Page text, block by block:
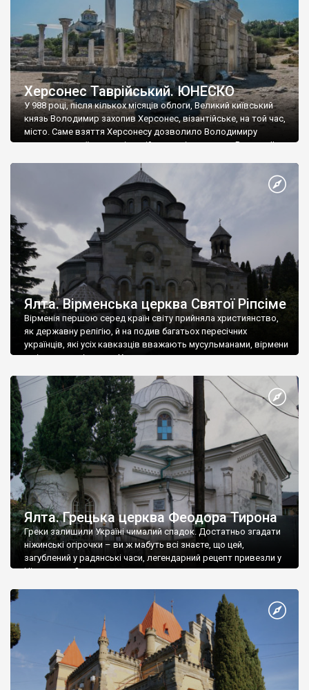
Херсонес Таврійський. ЮНЕСКО
У 988 році, після кількох місяців облоги, Великий київський
князь Володимир захопив Херсонес, візантійське, на той час,
місто. Саме взяття Херсонесу дозволило Володимиру
диктувати свої умови візантійському імператору Василю ІІ, та
Херсонесі Володимир-язичник, став Василем-християнином.
А потім було Хрещення Русі. На честь Херсонесу Таврійського
Ялта. Вірменська церква Святої Ріпсіме
Вірменія першою серед країн світу прийняла християнство,
як державну релігію, й на подив багатьох пересічних
українців, які усіх кавказців вважають мусульманами, вірмени
є відданими вірянами Христа
Ялта. Грецька церква Феодора Тирона
Греки залишили Україні чималий спадок. Достатньо згадати
ніжинські огірочки – ви ж мабуть всі знаєте, що цей,
загублений у радянські часи, легендарний рецепт привезли у
Ніжин греки?